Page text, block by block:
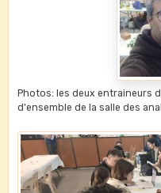
Photos: les deux entraineurs
d'ensemble de la salle des